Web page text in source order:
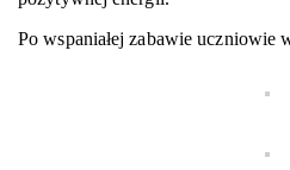
Po wspaniałej zabawie uczniowie